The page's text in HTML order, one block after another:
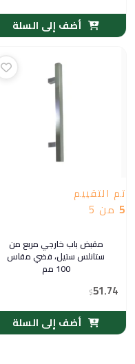
أضف إلى السلة
تم التقييم
5 من 5
مقبض باب خارجي مربع من
ستانلس ستيل، فضي مقاس
100 مم
$51.74
أضف إلى السلة